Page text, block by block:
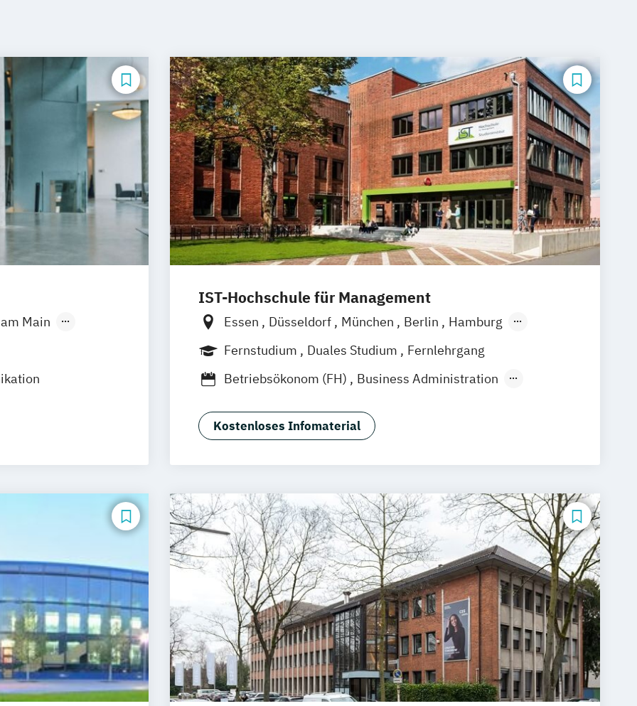
Main
IST-Hochschule für Management
Essen Düsseldorf München Berlin
Hamburg
Weil am Rhein
Frankfurt am Main Stuttgart
Linz
Fernstudium Duales Studium
Fernlehrgang
Betriebsökonom (FH)
Business Administration
Digitalisierungsmanagement
Hotel- und Tourismusmarketing
Kommunikation & Medienmanagement
Kommunikation & Medienmanagement (dual)
Kommunikationsmanagement
Kommunikationsmanagement (dual)
Marketing
Marketingökonom:in
Online-Marketing & Marketingmanagement
Online-Marketing & Marketingmanagement (dual)
Public Relations Hochschulzertifikat
Veranstaltungsökonom (FH) Vertriebsmanagement
Werbe- und Medienpsychologie
Wirtschaftspsychologie
Kostenloses Infomaterial